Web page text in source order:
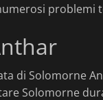
problemi
di Solomorne
Solomorne